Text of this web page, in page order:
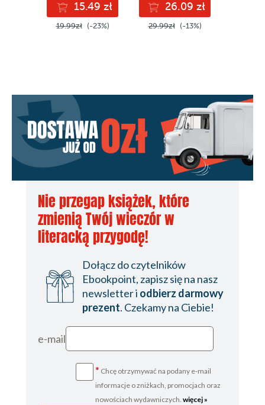
15.49 zł
19.99zł (-23%)
26.09 zł
29.99zł (-13%)
Nie przegap książek, które
zmienią Twój wieczór w
literacką przygodę!
Dołącz do czytelników
Ebookpoint, zapisz się na nasz
newsletter i odbierz darmowy
prezent. Czekamy na Ciebie!
e-mail
* Chcę otrzymywać na podany e-mail
informacje o zniżkach, promocjach oraz
nowościach wydawniczych. więcej »